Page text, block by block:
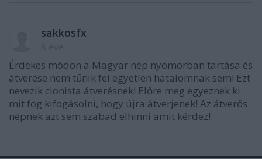
sakkosfx
Érdekes módon a Magyar nép nyomorban tartása és
átverése nem tűnik fel egyetlen hatalomnak sem! Ezt
nevezik cionista átverésnek! Előre meg egyeznek ki
mit fog kifogásolni, hogy újra átverjenek! Az átverős
népnek azt sem szabad elhinni amit kérdez!